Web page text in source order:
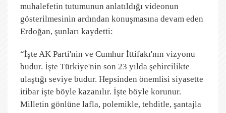
muhalefetin tutumunun anlatıldığı videonun
gösterilmesinin ardından konuşmasına devam eden
Erdoğan, şunları kaydetti:
“İşte AK Parti'nin ve Cumhur İttifakı'nın vizyonu
budur. İşte Türkiye'nin son 23 yılda şehircilikte
ulaştığı seviye budur. Hepsinden önemlisi siyasette
itibar işte böyle kazanılır. İşte böyle korunur.
Milletin gönlüne lafla, polemikle, tehditle, şantajla